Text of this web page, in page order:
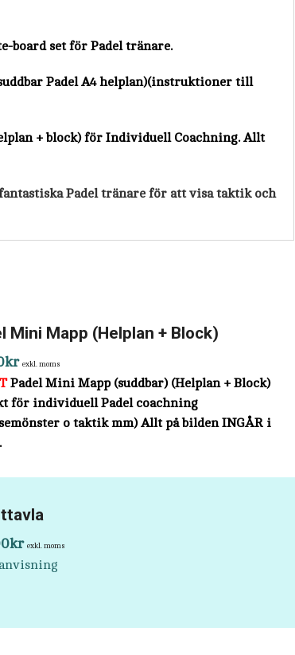
board set för Padel tränare.
Padel A4 helplan)(instruktioner till
+ block) för Individuell Coachning. Allt
Padel tränare för att visa taktik och
Mini Mapp (Helplan + Block)
kr exkl. moms
Padel Mini Mapp (suddbar) (Helplan + Block)
för individuell Padel coachning
o taktik mm) Allt på bilden INGÅR i
kr exkl. moms